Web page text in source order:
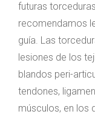
futuras
recomendamos
guía. Las
lesiones de los
blandos peri-
tendones,
músculos, en los